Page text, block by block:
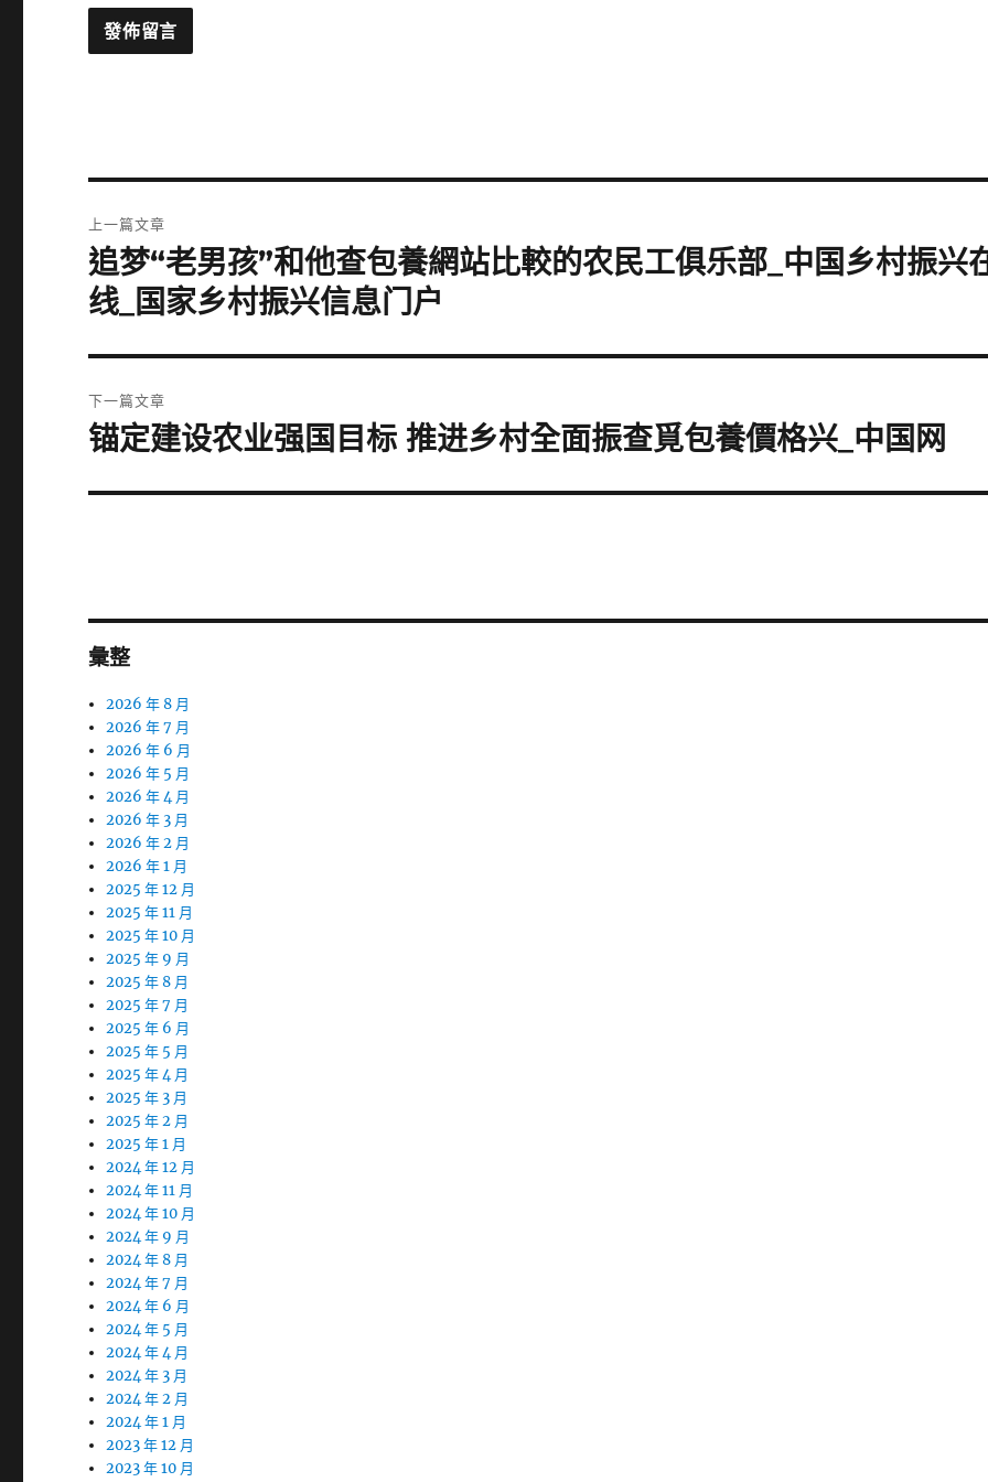
章
導
上一篇文章
上
一
篇
文
追梦“老男孩”和他查包養網站比較的农民工俱乐部_中国乡村振兴
线_国家乡村振兴信息门户
下一篇文章
下
篇
锚定建设农业强国目标 推进乡村全面振查覓包養價格兴_中国网
彙整
2026 年 8 月
2026 年 7 月
2026 年 6 月
2026 年 5 月
2026 年 4 月
2026 年 3 月
2026 年 2 月
2026 年 1 月
2025 年 12 月
2025 年 11 月
2025 年 10 月
2025 年 9 月
2025 年 8 月
2025 年 7 月
2025 年 6 月
2025 年 5 月
2025 年 4 月
2025 年 3 月
2025 年 2 月
2025 年 1 月
2024 年 12 月
2024 年 11 月
2024 年 10 月
2024 年 9 月
2024 年 8 月
2024 年 7 月
2024 年 6 月
2024 年 5 月
2024 年 4 月
2024 年 3 月
2024 年 2 月
2024 年 1 月
2023 年 12 月
2023 年 10 月